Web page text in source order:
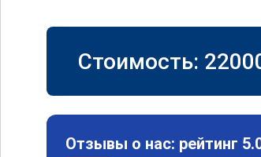
Стоимость:
Отзывы о нас: рейтинг